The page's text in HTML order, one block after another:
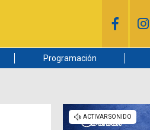
Programación